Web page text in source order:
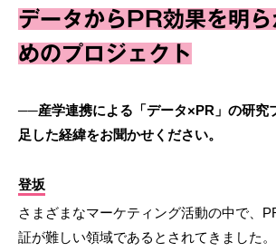
データからPR効果を明ら
めのプロジェクト
──産学連携による「データ×PR」の研究
足した経緯をお聞かせください。
登坂
さまざまなマーケティング活動の中で、
証が難しい領域であるとされてきました